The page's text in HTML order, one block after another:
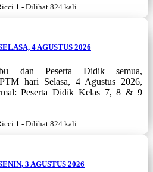
1 - Dilihat 824 kali
4 AGUSTUS 2026
dan Peserta Didik semua,
hari Selasa, 4 Agustus 2026,
Peserta Didik Kelas 7, 8 & 9
1 - Dilihat 824 kali
3 AGUSTUS 2026